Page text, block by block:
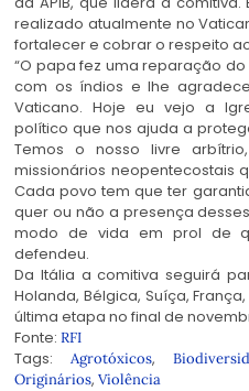
realizado atualmente no
fortalecer e cobrar o respeito
“O papa fez uma reparação
com os índios e lhe
Vaticano. Hoje eu vejo a
político que nos ajuda a
Temos o nosso livre
missionários neopentecostais
Cada povo tem que ter
quer ou não a presença
modo de vida em prol de
defendeu.
Da Itália a comitiva seguirá
Holanda, Bélgica, Suíça,
última etapa no final de
Fonte: RFI
Tags: Agrotóxicos,
Originários, Violência